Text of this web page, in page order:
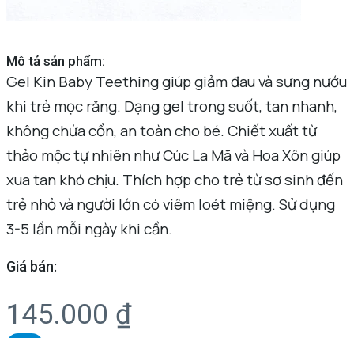
Mô tả sản phẩm:
Gel Kin Baby Teething giúp giảm đau và sưng nướu
khi trẻ mọc răng. Dạng gel trong suốt, tan nhanh,
không chứa cồn, an toàn cho bé. Chiết xuất từ
thảo mộc tự nhiên như Cúc La Mã và Hoa Xôn giúp
xua tan khó chịu. Thích hợp cho trẻ từ sơ sinh đến
trẻ nhỏ và người lớn có viêm loét miệng. Sử dụng
3-5 lần mỗi ngày khi cần.
Giá bán:
145.000 ₫